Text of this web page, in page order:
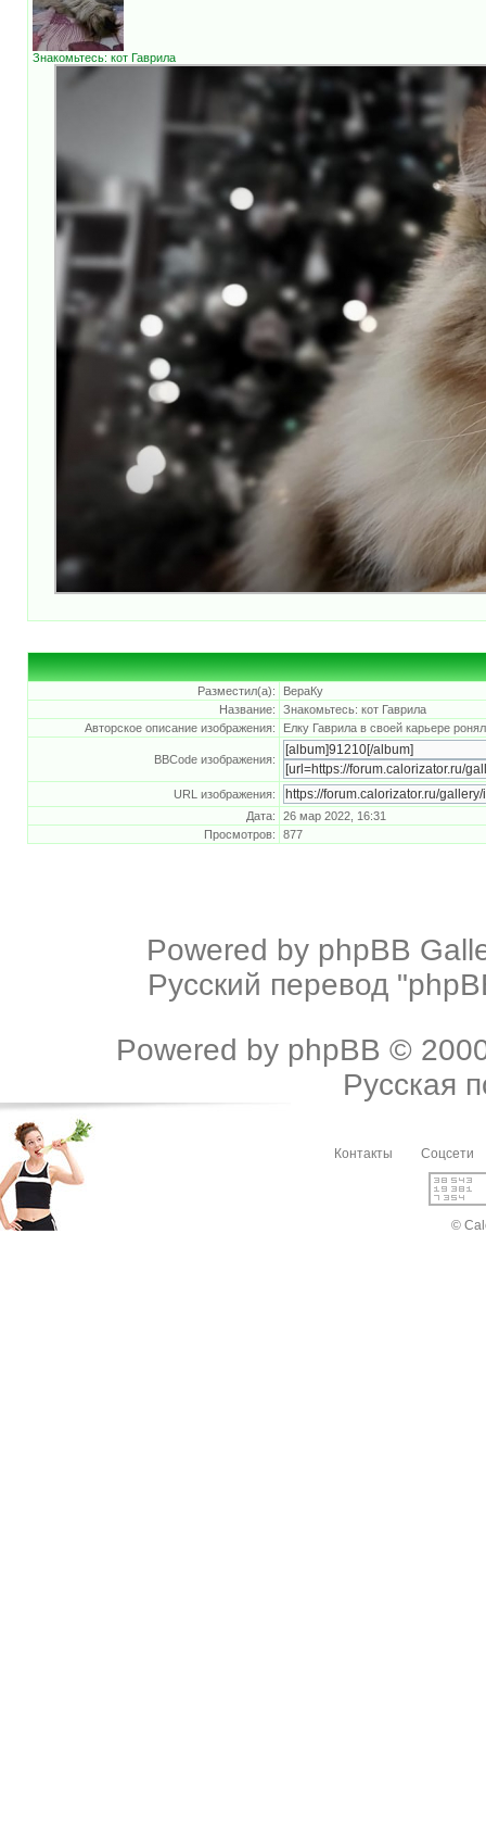
Знакомьтесь: кот Гаврила
Разместил(а):
ВераКу
Название:
Знакомьтесь: кот Гаврила
Авторское описание изображения:
Елку Гаврила в своей карьере
BBCode изображения:
URL изображения:
Дата:
26 мар 2022, 16:31
Просмотров:
877
Powered by phpBB
Русский перевод
Powered by phpBB ©
Русская
Контакты Соцсети
©